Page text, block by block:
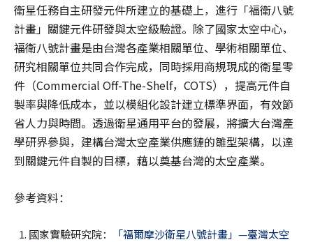
衛星任務自主研發元件所建立的基礎上，進行「福衛八號
計畫」關鍵元件研發與太空級驗證。除了國家太空中心，
福衛八號計畫是由台灣各產業相關單位、學術相關單位、
研究相關單位共同合作完成，同時採用商規現成的衛星零
件（Commercial Off-The-Shelf，COTS），提高元件自
製率與降低成本，並以模組化設計建立標準界面，有效節
省人力與時間。透過衛星通用平台的發展，將擴大台灣產
學研界參與，建構台灣太空產業供應鏈的雛型架構，以達
到關鍵元件自製的目標，藉以奠基台灣的太空產業。
參考資料：
國家實驗研究院：
「福爾摩沙衛星八號計畫」—臺灣太空